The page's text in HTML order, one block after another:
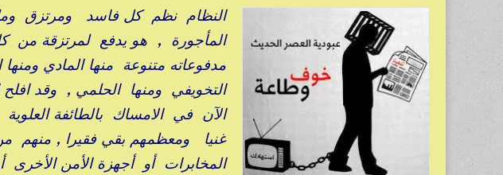
النظام نظم كل فاسد ومرتزق
المأجورة , هو يدفع لمرتزقة من
مدفوعاته متنوعة منها المادي
التخويفي ومنها الحلمي , وقد
الآن في الامساك بالطائفة
غنيا ومعظمهم بقي فقيرا ,
المخابرات أو أجهزة الأمن